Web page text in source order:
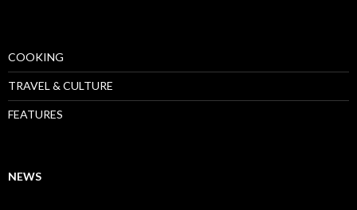
COOKING
TRAVEL & CULTURE
FEATURES
NEWS